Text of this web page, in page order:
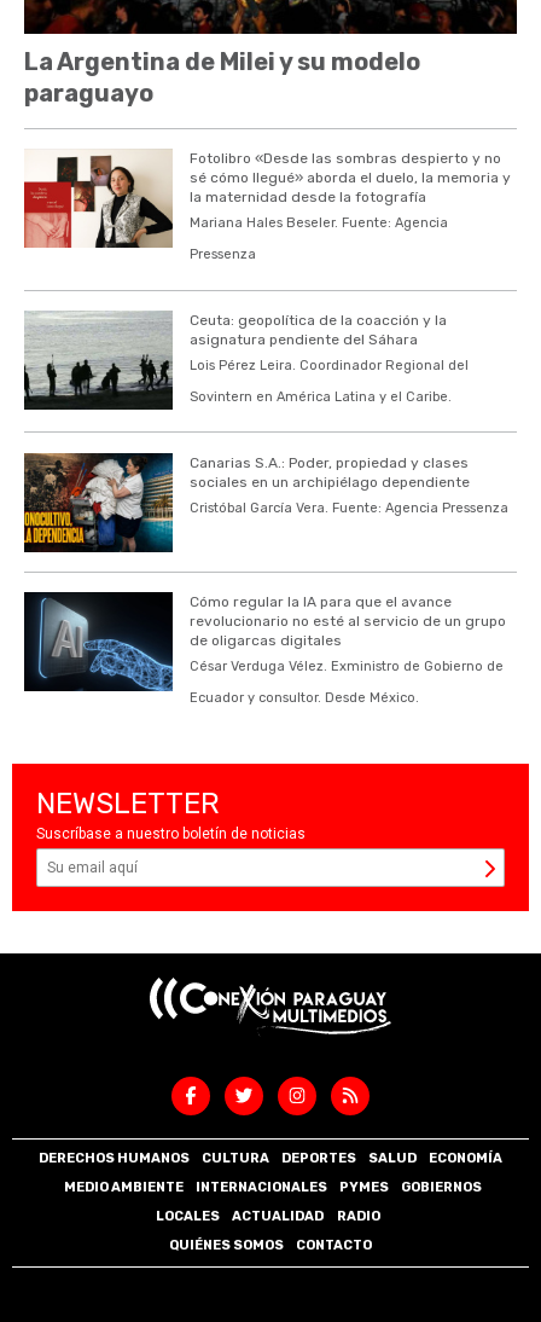
La Argentina de Milei y su modelo
paraguayo
Fotolibro «Desde las sombras despierto y no
sé cómo llegué» aborda el duelo, la memoria y
la maternidad desde la fotografía
Mariana Hales Beseler. Fuente: Agencia
Pressenza
Ceuta: geopolítica de la coacción y la
asignatura pendiente del Sáhara
Lois Pérez Leira. Coordinador Regional del
Sovintern en América Latina y el Caribe.
Canarias S.A.: Poder, propiedad y clases
sociales en un archipiélago dependiente
Cristóbal García Vera. Fuente: Agencia Pressenza
Cómo regular la IA para que el avance
revolucionario no esté al servicio de un grupo
de oligarcas digitales
César Verduga Vélez. Exministro de Gobierno de
Ecuador y consultor. Desde México.
NEWSLETTER
Suscríbase a nuestro boletín de noticias
DERECHOS HUMANOS CULTURA DEPORTES SALUD
ECONOMÍA
MEDIO AMBIENTE
INTERNACIONALES PYMES
GOBIERNOS
LOCALES
ACTUALIDAD
RADIO
QUIÉNES SOMOS
CONTACTO